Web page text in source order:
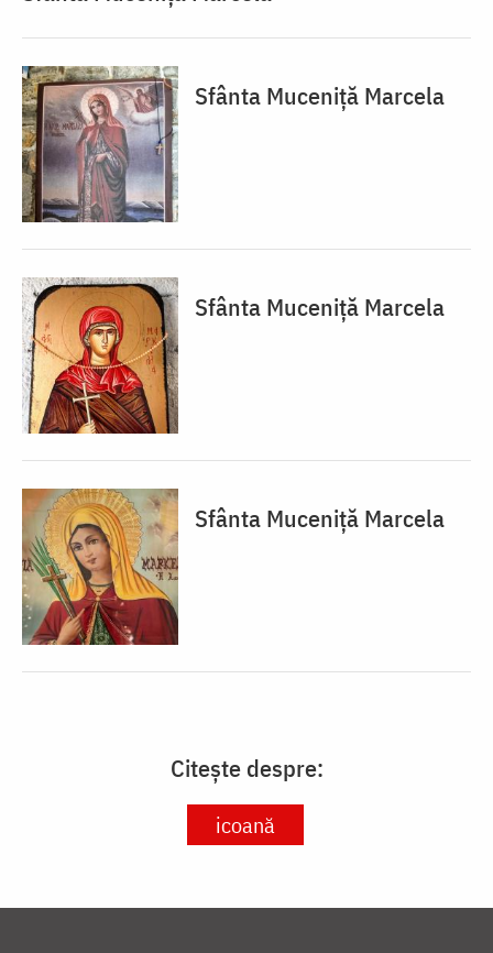
Sfânta Muceniță Marcela
Sfânta Muceniță Marcela
Sfânta Muceniță Marcela
Citește despre:
icoană